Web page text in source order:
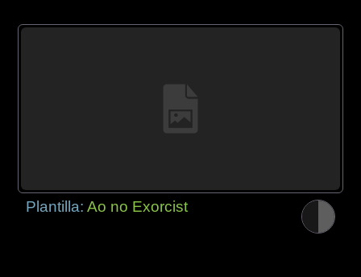
Plantilla:Ao no Exorcist